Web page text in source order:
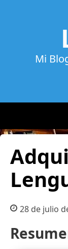
Mi
28 de julio